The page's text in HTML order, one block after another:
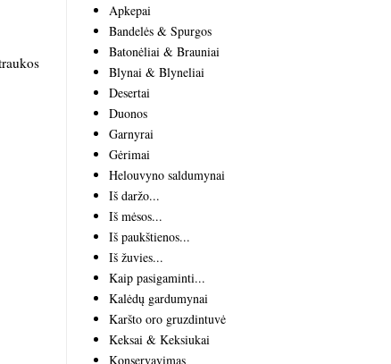
Apkepai
Bandelės & Spurgos
Batonėliai & Brauniai
Blynai & Blyneliai
Desertai
Duonos
Garnyrai
Gėrimai
Helouvyno saldumynai
Iš daržo...
Iš mėsos...
Iš paukštienos...
Iš žuvies...
Kaip pasigaminti...
Kalėdų gardumynai
Karšto oro gruzdintuvė
Keksai & Keksiukai
Konservavimas